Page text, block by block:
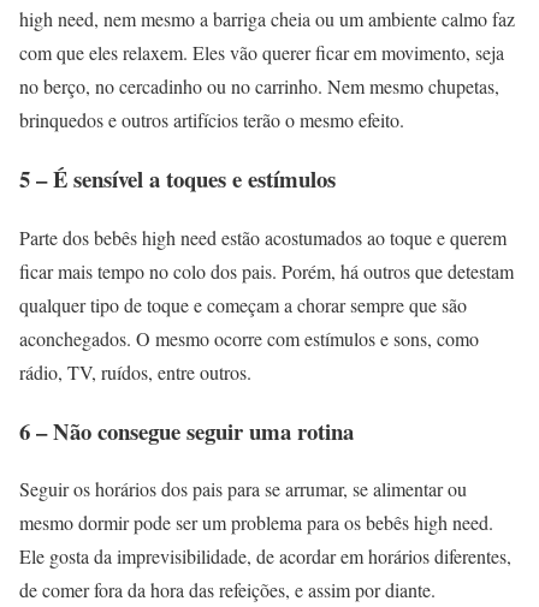
high need, nem mesmo a barriga cheia ou um ambiente calmo faz
com que eles relaxem. Eles vão querer ficar em movimento, seja
no berço, no cercadinho ou no carrinho. Nem mesmo chupetas,
brinquedos e outros artifícios terão o mesmo efeito.
5 – É sensível a toques e estímulos
Parte dos bebês high need estão acostumados ao toque e querem
ficar mais tempo no colo dos pais. Porém, há outros que detestam
qualquer tipo de toque e começam a chorar sempre que são
aconchegados. O mesmo ocorre com estímulos e sons, como
rádio, TV, ruídos, entre outros.
6 – Não consegue seguir uma rotina
Seguir os horários dos pais para se arrumar, se alimentar ou
mesmo dormir pode ser um problema para os bebês high need.
Ele gosta da imprevisibilidade, de acordar em horários diferentes,
de comer fora da hora das refeições, e assim por diante.